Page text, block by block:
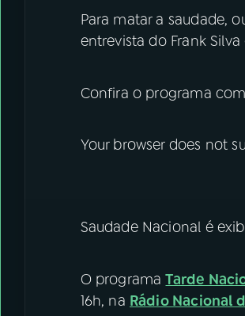
Para matar a saudade,
entrevista do Frank
Confira o programa
Your browser does not
Saudade Nacional é
O programaTarde
16h, na Rádio Nacional